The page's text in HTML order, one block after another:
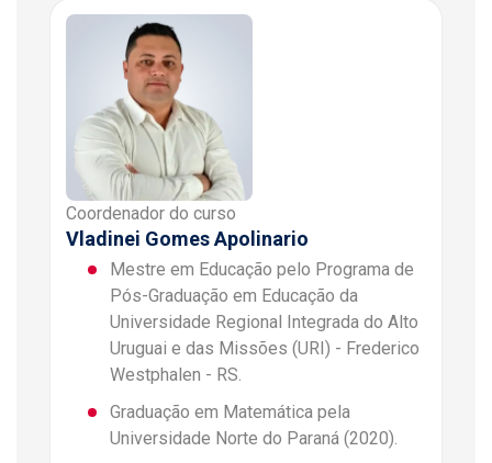
Coordenador do curso
Vladinei Gomes Apolinario
Mestre em Educação pelo Programa de
Pós-Graduação em Educação da
Universidade Regional Integrada do Alto
Uruguai e das Missões (URI) - Frederico
Westphalen - RS.
Graduação em Matemática pela
Universidade Norte do Paraná (2020).